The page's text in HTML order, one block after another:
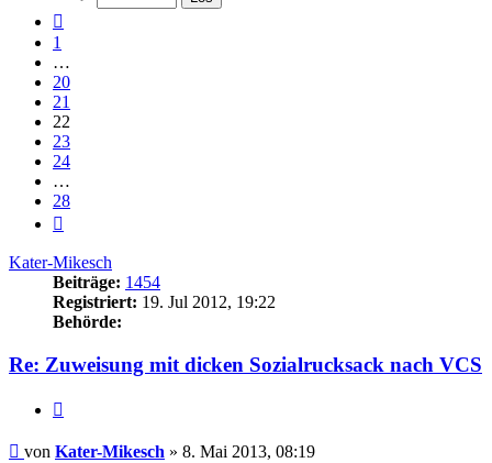
1
…
20
21
22
23
24
…
28
Kater-Mikesch
Beiträge: 1454
Registriert: 19. Jul 2012, 19:22
Behörde:
Re: Zuweisung mit dicken Sozialrucksack nach VCS
Beitrag
von Kater-Mikesch » 8. Mai 2013, 08:19